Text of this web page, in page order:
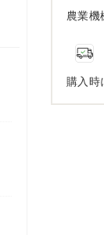
農業機
購入時